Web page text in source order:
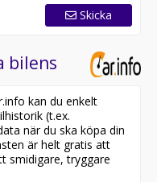
Skicka
bilens
kan du enkelt
(t.ex.
när du ska köpa din
är helt gratis att
smidigare, tryggare